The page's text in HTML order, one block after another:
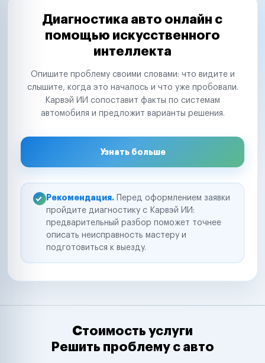
Диагностика авто онлайн с
помощью искусственного
интеллекта
Опишите проблему своими словами: что видите и
слышите, когда это началось и что уже пробовали.
Карвэй ИИ сопоставит факты по системам
автомобиля и предложит варианты решения.
Узнать больше
Рекомендация. Перед оформлением заявки
пройдите диагностику с Карвэй ИИ:
предварительный разбор поможет точнее
описать неисправность мастеру и
подготовиться к выезду.
Стоимость услуги
Решить проблему с авто